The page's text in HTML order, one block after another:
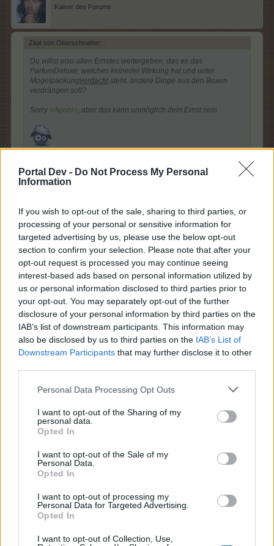
Portal Dev - Do Not Process My Personal
Information
If you wish to opt-out of the sale, sharing to third parties, or
processing of your personal or sensitive information for
targeted advertising by us, please use the below opt-out
section to confirm your selection. Please note that after your
opt-out request is processed you may continue seeing
interest-based ads based on personal information utilized by
us or personal information disclosed to third parties prior to
your opt-out. You may separately opt-out of the further
disclosure of your personal information by third parties on the
IAB’s list of downstream participants. This information may
also be disclosed by us to third parties on the IAB’s List of
Downstream Participants that may further disclose it to other
Personal Data Processing Opt Outs
I want to opt-out of the Sharing of my
personal data.
Opted In
I want to opt-out of the Sale of my
Personal Data.
Opted In
I want to opt-out of processing my
Personal Data for Targeted Advertising.
Opted In
I want to opt-out of Collection, Use,
Kaiser des Forums
Zitat von Oberschnatter: ↑
Du willst also allen Ernstes weitergeben, das es das
ParfumDeluxe, welches keinerlei Wirkung hat und unter
Mogelpackungverdacht steht, andere Dinge aus den Boxen
verdrängen soll?
Sorry =Aponi=, aber das kann unmöglich dein Ernst sein.
zudem es nur nutzbar ist, wenn es zun verkauf steht,
möchte ich hinzufügen,
Lancia1gefällt dies.
=Aponi=
Lebende Forenlegende
wo steht das denn? Das da was in den Boxen geändert
werden soll? Ich denke wir sind hier beim Wheel.
Ich schrieb, das Parfüm auf Bäumen wächst und auch
aus vielen Boxen kommt gerne vom Wheel entfernt
werden kann und evtl. gegen DeLuxe getauscht werden
Towondagefällt dies.
Oberschnatter
Lebende Forenlegende
Zitat von =Aponi=:↑
soll? Ich denke wir sind hier beim Wheel.